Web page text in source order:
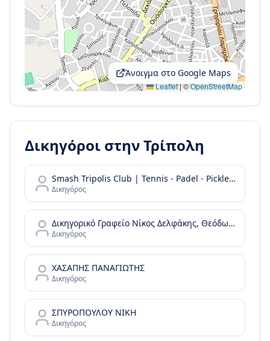
Leaflet|©OpenStreetMap
Άνοιγμα στο Google Maps
Δικηγόροι στηνΤρίπολη
Smash Tripolis Club | Tennis - Padel - Pickleball
Δικηγόρος
Δικηγορικό Γραφείο Νίκος Δελφάκης, Θεόδωρος Δελφάκης και Συνεργάτες
Δικηγόρος
ΧΑΣΑΠΗΣ ΠΑΝΑΓΙΩΤΗΣ
Δικηγόρος
ΣΠΥΡΟΠΟΥΛΟΥ ΝΙΚΗ
Δικηγόρος